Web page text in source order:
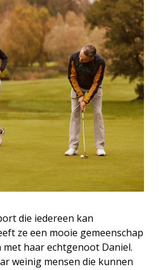
die iedereen kan
ze een mooie gemeenschap
haar echtgenoot Daniel.
weinig mensen die kunnen